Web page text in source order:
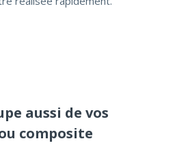
aussi de vos
composite